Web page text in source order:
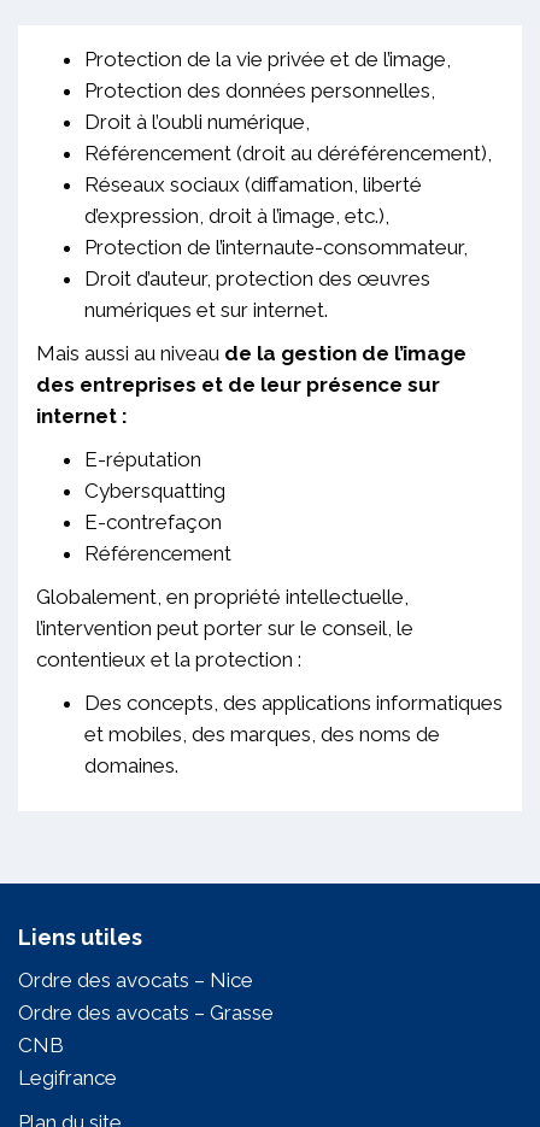
Protection de la vie privée et de l’image,
Protection des données personnelles,
Droit à l’oubli numérique,
Référencement (droit au déréférencement),
Réseaux sociaux (diffamation, liberté
d’expression, droit à l’image, etc.),
Protection de l’internaute-consommateur,
Droit d’auteur, protection des œuvres
numériques et sur internet.
Mais aussi au niveau de la gestion de l’image
des entreprises et de leur présence sur
internet :
E-réputation
Cybersquatting
E-contrefaçon
Référencement
Globalement, en propriété intellectuelle,
l’intervention peut porter sur le conseil, le
contentieux et la protection :
Des concepts, des applications informatiques
et mobiles, des marques, des noms de
domaines.
Liens utiles
Ordre des avocats – Nice
Ordre des avocats – Grasse
CNB
Legifrance
Plan du site